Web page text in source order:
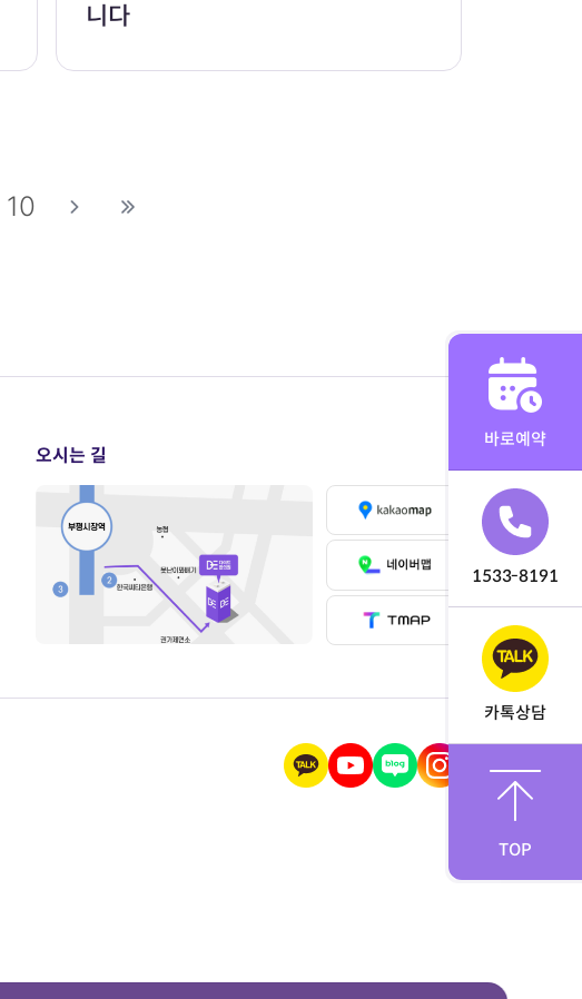
니다
10
오시는 길
바로예약
1533-8191
카톡상담
TOP